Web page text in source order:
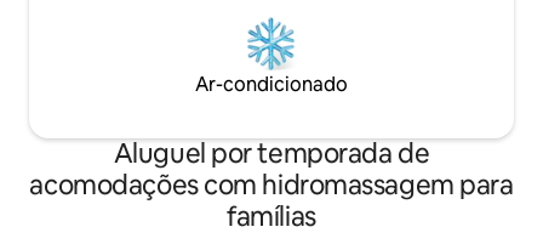
Ar-condicionado
Aluguel por temporada de
acomodações com hidromassagem para
famílias